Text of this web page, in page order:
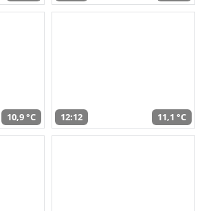
10,9 °C 12:12 11,1 °C